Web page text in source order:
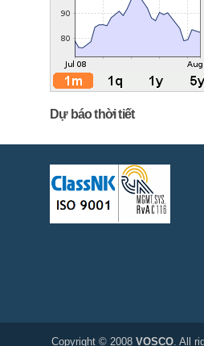
Dự báo thời tiết
Copyright © 2008 VOSCO. All